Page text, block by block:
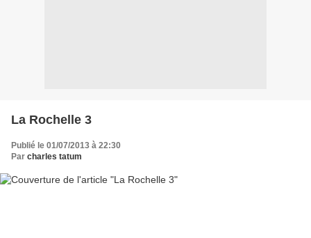
La Rochelle 3
Publié le 01/07/2013 à 22:30
Par charles tatum